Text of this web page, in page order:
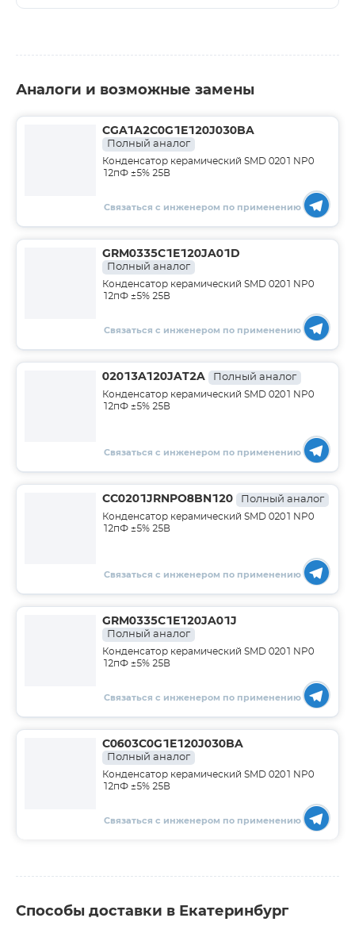
Аналоги и возможные замены
CGA1A2C0G1E120J030BA
Полный аналог
Конденсатор керамический SMD 0201 NP0
12пФ ±5% 25В
Связаться с инженером по применению
GRM0335C1E120JA01D
Полный аналог
Конденсатор керамический SMD 0201 NP0
12пФ ±5% 25В
Связаться с инженером по применению
02013A120JAT2A Полный аналог
Конденсатор керамический SMD 0201 NP0
12пФ ±5% 25В
Связаться с инженером по применению
CC0201JRNPO8BN120 Полный аналог
Конденсатор керамический SMD 0201 NP0
12пФ ±5% 25В
Связаться с инженером по применению
GRM0335C1E120JA01J
Полный аналог
Конденсатор керамический SMD 0201 NP0
12пФ ±5% 25В
Связаться с инженером по применению
C0603C0G1E120J030BA
Полный аналог
Конденсатор керамический SMD 0201 NP0
12пФ ±5% 25В
Связаться с инженером по применению
Способы доставки в Екатеринбург